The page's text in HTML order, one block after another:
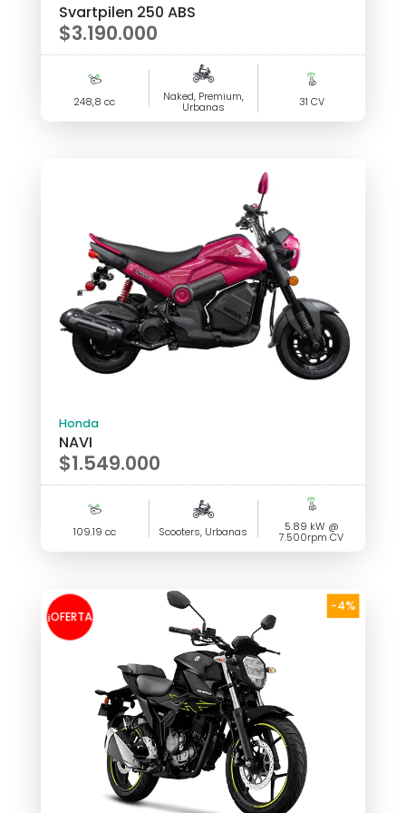
Svartpilen 250 ABS
$3.190.000
248,8 cc Naked, Premium,
Urbanas 31 CV
Honda
NAVI
$1.549.000
109.19 cc Scooters, Urbanas 5.89 kW @
7.500rpm CV
-4%
¡OFERTA